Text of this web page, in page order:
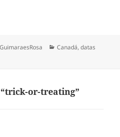
Categorias
Canadá,datas
or-treating”